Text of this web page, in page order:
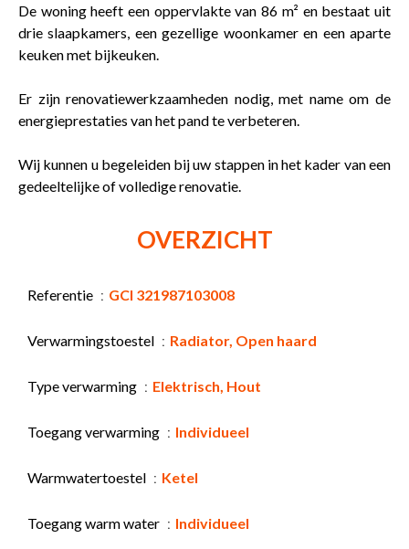
De woning heeft een oppervlakte van 86 m² en bestaat uit
drie slaapkamers, een gezellige woonkamer en een aparte
keuken met bijkeuken.
Er zijn renovatiewerkzaamheden nodig, met name om de
energieprestaties van het pand te verbeteren.
Wij kunnen u begeleiden bij uw stappen in het kader van een
gedeeltelijke of volledige renovatie.
OVERZICHT
Referentie GCI 321987103008
Verwarmingstoestel Radiator, Open haard
Type verwarming Elektrisch, Hout
Toegang verwarming Individueel
Warmwatertoestel Ketel
Toegang warm water Individueel